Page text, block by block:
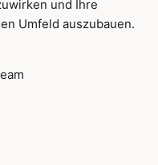
und Ihre
Umfeld auszubauen.